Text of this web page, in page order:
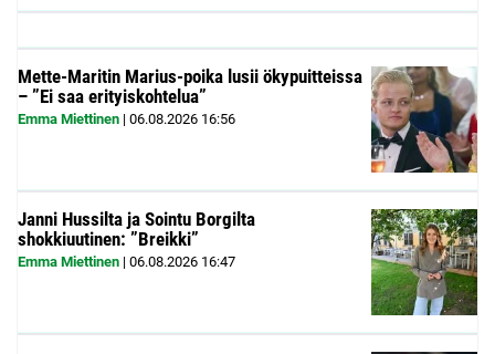
Mette-Maritin Marius-poika lusii ökypuitteissa
– ”Ei saa erityiskohtelua”
Emma Miettinen | 06.08.2026 16:56
Janni Hussilta ja Sointu Borgilta
shokkiuutinen: ”Breikki”
Emma Miettinen | 06.08.2026 16:47